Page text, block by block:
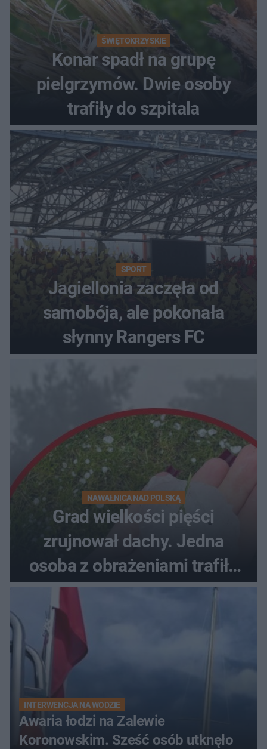
ŚWIĘTOKRZYSKIE
Konar spadł na grupę
pielgrzymów. Dwie osoby
trafiły do szpitala
SPORT
Jagiellonia zaczęła od
samobója, ale pokonała
słynny Rangers FC
NAWAŁNICA NAD POLSKĄ
Grad wielkości pięści
zrujnował dachy. Jedna
osoba z obrażeniami trafiła
do szpitala
INTERWENCJA NA WODZIE
Awaria łodzi na Zalewie
Koronowskim. Sześć osób utknęło